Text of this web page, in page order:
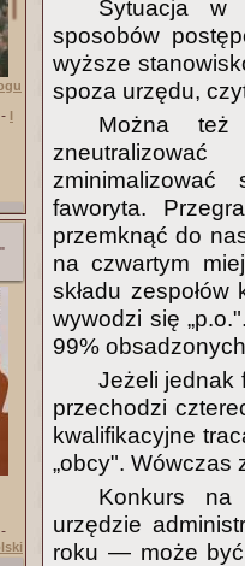
I
Sytuacja w
sposobów
wyższe
spoza urzędu,
Można
faworyta.
przemknąć do
na czwartym
składu
wywodzi się
99%
Jeżeli jednak
przechodzi
kwalifikacyjne
„obcy". Wówczas
Konkurs na
urzędzie
roku — może być